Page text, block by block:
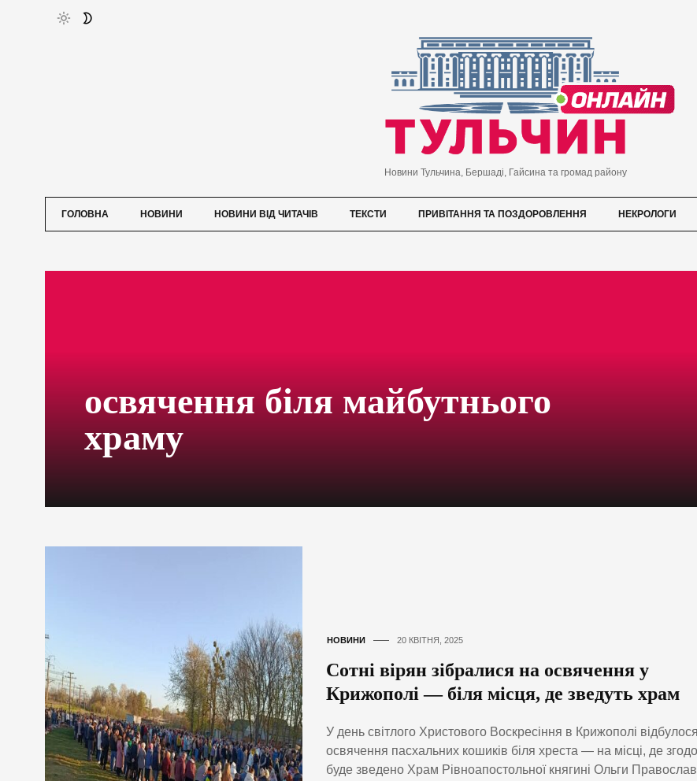
Новини Тульчина, Бершаді, Гайсина та громад району
ГОЛОВНА НОВИНИ НОВИНИ ВІД ЧИТАЧІВ ТЕКСТИ ПРИВІТАННЯ ТА ПОЗДОРОВЛЕННЯ НЕКРОЛОГИ
освячення біля майбутнього
храму
НОВИНИ 20 КВІТНЯ, 2025
Сотні вірян зібралися на освячення у
Крижополі — біля місця, де зведуть храм
У день світлого Христового Воскресіння в Крижополі відбулося
освячення пасхальних кошиків біля хреста — на місці, де
буде зведено Храм Рівноапостольної княгині Ольги